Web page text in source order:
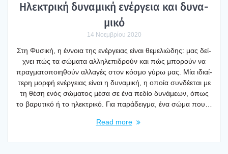
Ηλε­κτρι­κή δυνα­μι­κή ενέρ­γεια και δυνα­
μι­κό
14 Νοεμβρίου 2020
Στη Φυσι­κή, η έννοια της ενέρ­γειας είναι θεμε­λιώ­δης: μας δεί­
χνει πώς τα σώμα­τα αλλη­λε­πι­δρούν και πώς μπο­ρούν να
πραγ­μα­το­ποι­η­θούν αλλα­γές στον κόσμο γύρω μας. Μία ιδιαί­
τε­ρη μορ­φή ενέρ­γειας είναι η δυνα­μι­κή, η οποία συν­δέ­ε­ται με
τη θέση ενός σώμα­τος μέσα σε ένα πεδίο δυνά­με­ων, όπως
το βαρυ­τι­κό ή το ηλε­κτρι­κό. Για παρά­δειγ­μα, ένα σώμα που…
Read more